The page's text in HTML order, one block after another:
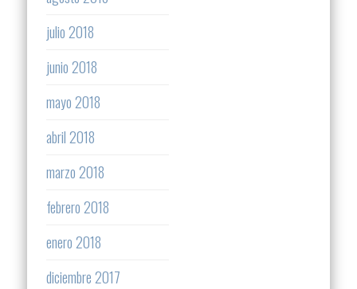
julio 2018
junio 2018
mayo 2018
abril 2018
marzo 2018
febrero 2018
enero 2018
diciembre 2017